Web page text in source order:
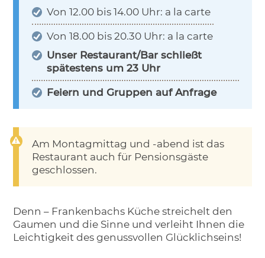
Von 12.00 bis 14.00 Uhr: a la carte
Von 18.00 bis 20.30 Uhr: a la carte
Unser Restaurant/Bar schließt
spätestens um 23 Uhr
Feiern und Gruppen auf Anfrage
Am Montagmittag und -abend ist das
Restaurant auch für Pensionsgäste
geschlossen.
Denn – Frankenbachs Küche streichelt den
Gaumen und die Sinne und verleiht Ihnen die
Leichtigkeit des genussvollen Glücklichseins!